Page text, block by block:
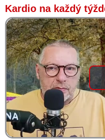
Kardio na každý